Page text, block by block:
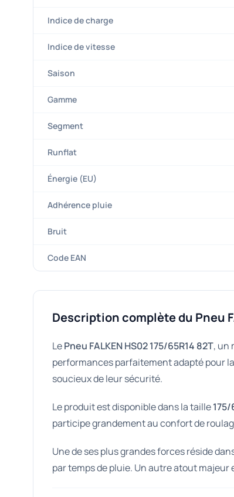
Indice de charge
Indice de vitesse
Saison
Gamme
Segment
Runflat
Énergie (EU)
Adhérence pluie
Bruit
Code EAN
Description complète du Pneu
LePneu FALKEN HS02 175/65R14 82T, un
performances parfaitement adapté pour
soucieux de leur sécurité.
Le produit est disponible dans la taille175/
participe grandement au confort de
Une de ses plus grandes forces réside
par temps de pluie. Un autre atout